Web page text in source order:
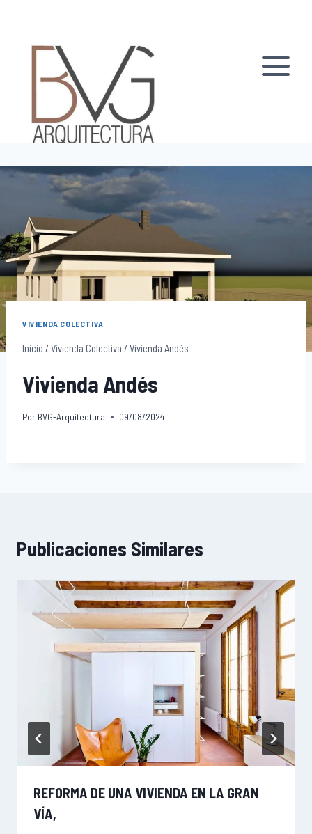
VIVIENDA COLECTIVA
Inicio /Vivienda Colectiva /Vivienda Andés
Vivienda Andés
Por BVG-Arquitectura 09/08/2024
Publicaciones Similares
REFORMA DE UNA VIVIENDA EN LA GRAN
VÍA,